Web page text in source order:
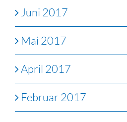
Juni 2017
Mai 2017
April 2017
Februar 2017